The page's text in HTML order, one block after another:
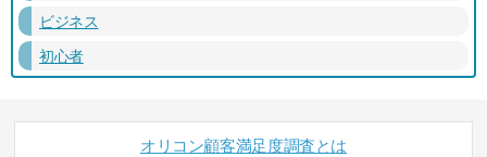
ビジネス
初心者
オリコン顧客満足度調査とは